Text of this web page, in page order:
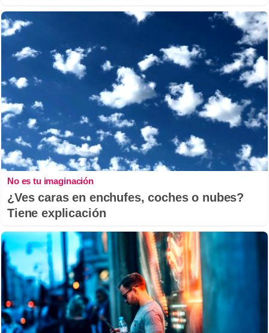
No es tu imaginación
¿Ves caras en enchufes, coches o nubes?
Tiene explicación